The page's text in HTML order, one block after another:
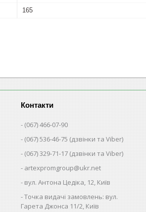
165
Контакти
(067) 466-07-90
(067) 536-46-75 (дзвінки та Viber)
(067) 329-71-17 (дзвінки та Viber)
artexpromgroup@ukr.net
вул. Антона Цедіка, 12, Київ
Точка видачі замовлень: вул.
Гарета Джонса 11/2, Київ